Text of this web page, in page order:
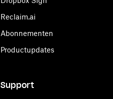
Reclaim.ai
Abonnementen
Productupdates
Support